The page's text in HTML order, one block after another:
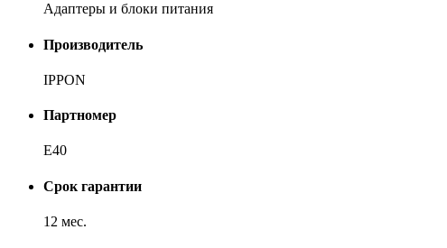
Адаптеры и блоки питания
Производитель
IPPON
Партномер
E40
Срок гарантии
12 мес.